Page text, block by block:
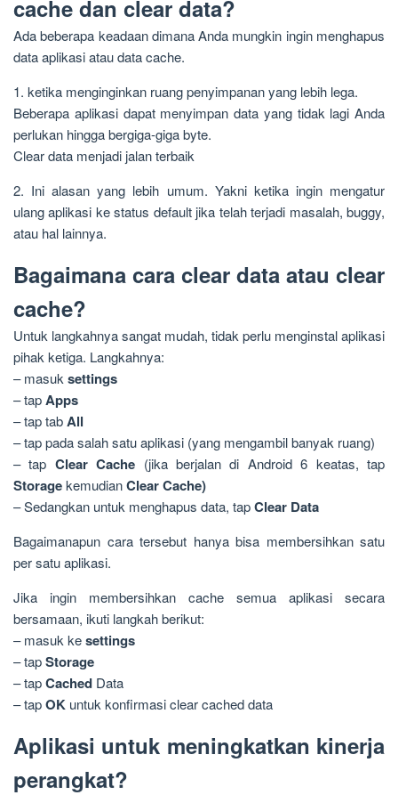
cache dan clear data?
Ada beberapa keadaan dimana Anda mungkin ingin menghapus
data aplikasi atau data cache.
1. ketika menginginkan ruang penyimpanan yang lebih lega.
Beberapa aplikasi dapat menyimpan data yang tidak lagi Anda
perlukan hingga bergiga-giga byte.
Clear data menjadi jalan terbaik
2. Ini alasan yang lebih umum. Yakni ketika ingin mengatur
ulang aplikasi ke status default jika telah terjadi masalah, buggy,
atau hal lainnya.
Bagaimana cara clear data atau clear
cache?
Untuk langkahnya sangat mudah, tidak perlu menginstal aplikasi
pihak ketiga. Langkahnya:
– masuk settings
– tapApps
– tap tabAll
– tap pada salah satu aplikasi (yang mengambil banyak ruang)
– tap Clear Cache (jika berjalan di Android 6 keatas, tap
StoragekemudianClear Cache)
– Sedangkan untuk menghapus data, tapClear Data
Bagaimanapun cara tersebut hanya bisa membersihkan satu
per satu aplikasi.
Jika ingin membersihkan cache semua aplikasi secara
bersamaan, ikuti langkah berikut:
– masuk kesettings
– tapStorage
– tapCached Data
– tapOK untuk konfirmasi clear cached data
Aplikasi untuk meningkatkan kinerja
perangkat?